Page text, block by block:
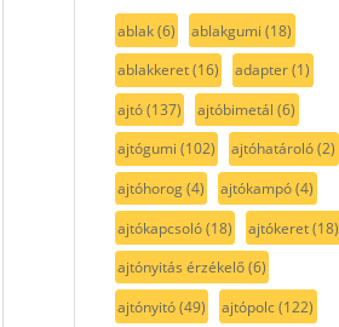
ablak(6) ablakgumi (18)
ablakkeret(16) adapter(1)
ajtó(137) ajtóbimetál (6)
ajtógumi (102) ajtóhatároló(2)
ajtóhorog(4) ajtókampó(4)
ajtókapcsoló(18) ajtókeret(18)
ajtónyitás érzékelő(6)
ajtónyitó(49) ajtópolc(122)